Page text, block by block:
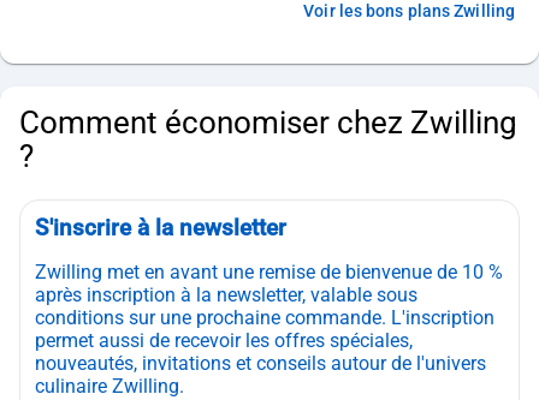
Voir les bons plans Zwilling
Comment économiser chez Zwilling
?
S'inscrire à la newsletter
Zwilling met en avant une remise de bienvenue de 10 %
après inscription à la newsletter, valable sous
conditions sur une prochaine commande. L'inscription
permet aussi de recevoir les offres spéciales,
nouveautés, invitations et conseils autour de l'univers
culinaire Zwilling.